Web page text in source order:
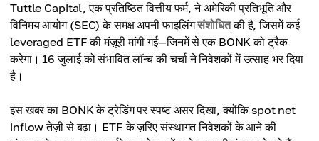
Tuttle Capital, एक प्रतिष्ठित वित्तीय फर्म, ने अमेरिकी प्रतिभूति और
विनिमय आयोग (SEC) के समक्ष अपनी फाइलिंगसंशोधितकी है, जिसमें कई
leveraged ETF की मंज़ूरी मांगी गई—जिनमें से एक BONK को ट्रैक
करेगा। 16 जुलाई को संभावित लॉन्च की चर्चा ने निवेशकों में उत्साह भर दिया
है।
इस खबर का BONK के ट्रेडिंग पर स्पष्ट असर दिखा, क्योंकि spot net
inflow तेज़ी से बढ़ा। ETF के ज़रिए संस्थागत निवेशकों के आने की